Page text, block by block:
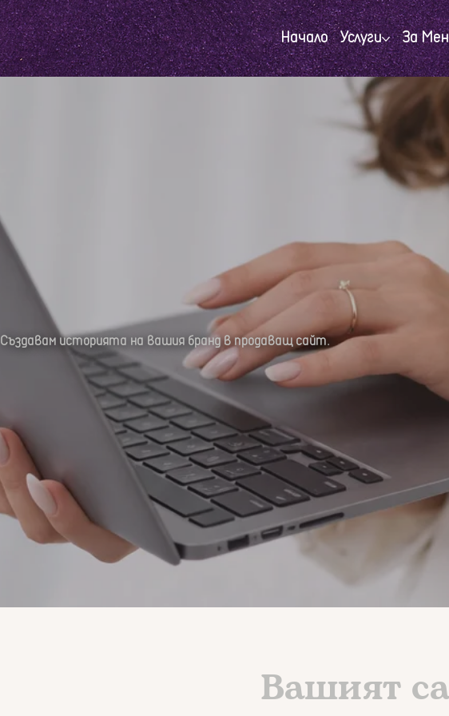
Начало Услуги За Мен
Създавам историята на вашия бранд в продаващ сайт.
Вашият